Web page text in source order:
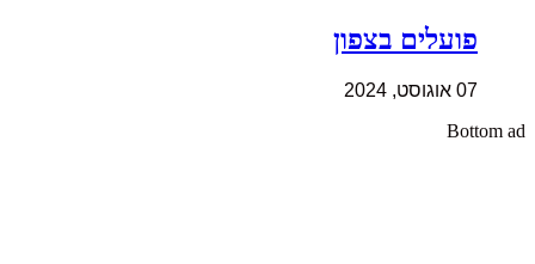
פועלים בצפון
07 אוגוסט, 2024
Bottom ad